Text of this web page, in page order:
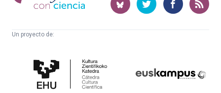
ciencia
Un proyecto de:
Cultura
Científica